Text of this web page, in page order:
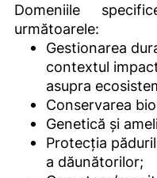
Domeniile
următoarele:
Gestionarea
contextul
asupra
Conservarea
Genetică și
Protecția
a dăunătorilor;